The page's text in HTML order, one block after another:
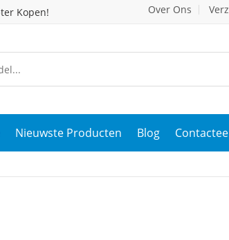
Kopen! Over Ons
Nieuwste Producten Blog